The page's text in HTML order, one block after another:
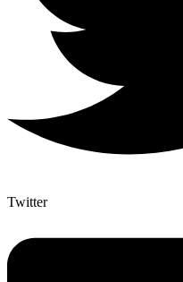
Twitter